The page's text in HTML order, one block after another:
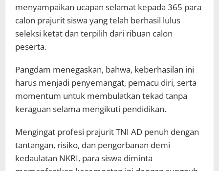
menyampaikan ucapan selamat kepada 365 para
calon prajurit siswa yang telah berhasil lulus
seleksi ketat dan terpilih dari ribuan calon
peserta.
Pangdam menegaskan, bahwa, keberhasilan ini
harus menjadi penyemangat, pemacu diri, serta
momentum untuk membulatkan tekad tanpa
keraguan selama mengikuti pendidikan.
Mengingat profesi prajurit TNI AD penuh dengan
tantangan, risiko, dan pengorbanan demi
kedaulatan NKRI, para siswa diminta